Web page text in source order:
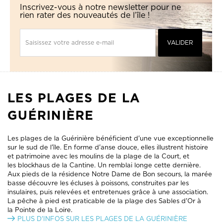
Inscrivez-vous à notre newsletter pour ne
rien rater des nouveautés de l’île !
Saisissez votre adresse e-mail VALIDER
LES PLAGES DE LA
GUÉRINIÈRE
Les plages de la Guérinière bénéficient d'une vue exceptionnelle
sur le sud de l'île. En forme d'anse douce, elles illustrent histoire
et patrimoine avec les moulins de la plage de la Court, et
les blockhaus de la Cantine. Un remblai longe cette dernière.
Aux pieds de la résidence Notre Dame de Bon secours, la marée
basse découvre les écluses à poissons, construites par les
insulaires, puis relevées et entretenues grâce à une association.
La pêche à pied est praticable de la plage des Sables d'Or à
la Pointe de la Loire.
PLUS D'INFOS SUR LES PLAGES DE LA GUÉRINIÈRE